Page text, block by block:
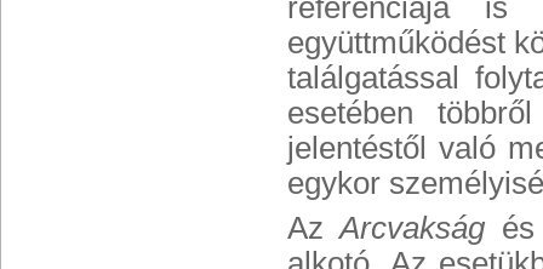
referenciája is
együttműködést
találgatással
esetében
jelentéstől való
egykor
AzArcvakság